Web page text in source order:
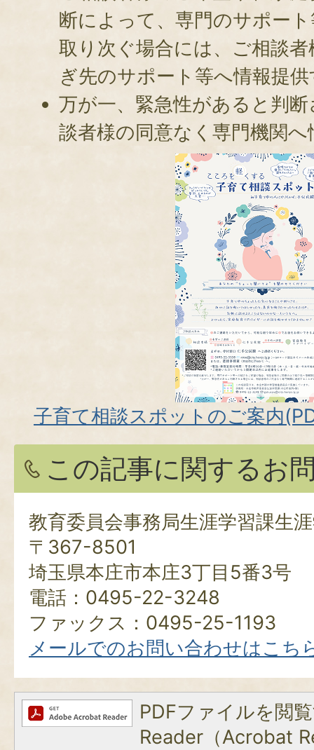
断によって、専門のサポー
取り次ぐ場合には、ご相談
ぎ先のサポート等へ情報提
万が一、緊急性があると判
談者様の同意なく専門機関
子育て相談スポットのご案内
この記事に関するお
教育委員会事務局生涯学習課生
〒367-8501
埼玉県本庄市本庄3丁目5番3号
電話：0495-22-3248
ファックス：0495-25-1193
メールでのお問い合わせはこち
PDFファイルを閲
Reader（Acrobat